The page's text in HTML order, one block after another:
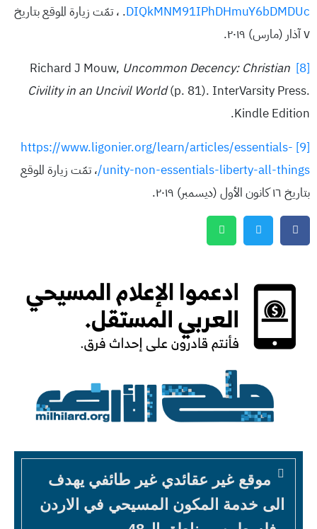
DIQkMNM91IPhDHmuY6bDMDUc. ، تمّت زيارة الموقع بتاريخ
٧ آذار (مارس) ٢٠١٩.
[8]
Uncommon Decency: Christian
Civility in an Uncivil World(p. 81). InterVarsity Press.
Kindle Edition.
[9]
https://www.ligonier.org/learn/articles/essentials-
unity-non-essentials-liberty-all-things/ ، تمّت زيارة الموقع
بتاريخ ١٦ كانون الأول (ديسمبر) ٢٠١٩.
موقع غير عقائدي غير طائفي يهدف
الى خدمة المكون المسيحي في الاردن